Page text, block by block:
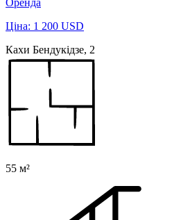
Ціна: 1 200 USD
Кахи Бендукідзе, 2
55 м²